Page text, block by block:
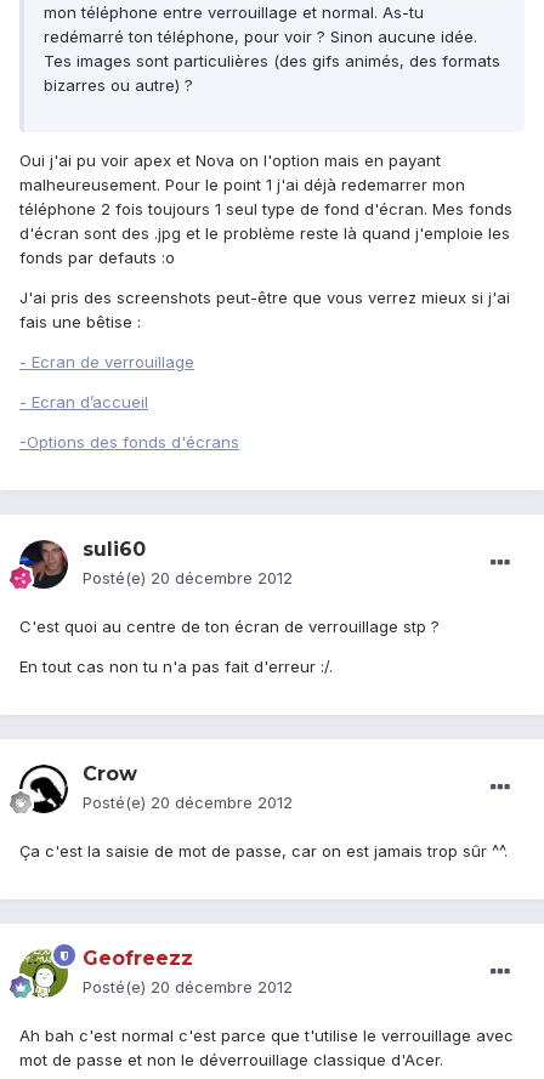
mon téléphone entre verrouillage et normal. As-tu
redémarré ton téléphone, pour voir ? Sinon aucune idée.
Tes images sont particulières (des gifs animés, des formats
bizarres ou autre) ?
Oui j'ai pu voir apex et Nova on l'option mais en payant
malheureusement. Pour le point 1 j'ai déjà redemarrer mon
téléphone 2 fois toujours 1 seul type de fond d'écran. Mes fonds
d'écran sont des .jpg et le problème reste là quand j'emploie les
fonds par defauts :o
J'ai pris des screenshots peut-être que vous verrez mieux si j'ai
fais une bêtise :
- Ecran de verrouillage
- Ecran d’accueil
-Options des fonds d'écrans
suli60
Posté(e) 20 décembre 2012
C'est quoi au centre de ton écran de verrouillage stp ?
En tout cas non tu n'a pas fait d'erreur :/.
Crow
Posté(e) 20 décembre 2012
Ça c'est la saisie de mot de passe, car on est jamais trop sûr ^^.
Geofreezz
Posté(e) 20 décembre 2012
Ah bah c'est normal c'est parce que t'utilise le verrouillage avec
mot de passe et non le déverrouillage classique d'Acer.